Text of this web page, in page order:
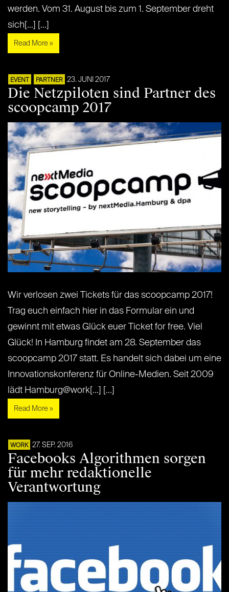
werden. Vom 31. August bis zum 1. September dreht
sich[...] [...]
Read More »
EVENT PARTNER 23. JUNI 2017
Die Netzpiloten sind Partner des
scoopcamp 2017
Wir verlosen zwei Tickets für das scoopcamp 2017!
Trag euch einfach hier in das Formular ein und
gewinnt mit etwas Glück euer Ticket for free. Viel
Glück! In Hamburg findet am 28. September das
scoopcamp 2017 statt. Es handelt sich dabei um eine
Innovationskonferenz für Online-Medien. Seit 2009
lädt Hamburg@work[...] [...]
Read More »
WORK 27. SEP. 2016
Facebooks Algorithmen sorgen
für mehr redaktionelle
Verantwortung